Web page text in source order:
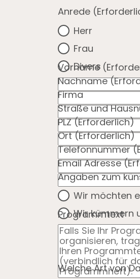
Anrede
Herr
Frau
Divers
Vorname
Nachname
Firma
Straße und
PLZ(Erforderlich)
Ort(Erforderlich)
Telefonnummer
Email Adresse
Angaben zum
Wir möchten
Wir kümmern
Programmtext
Welche Art von